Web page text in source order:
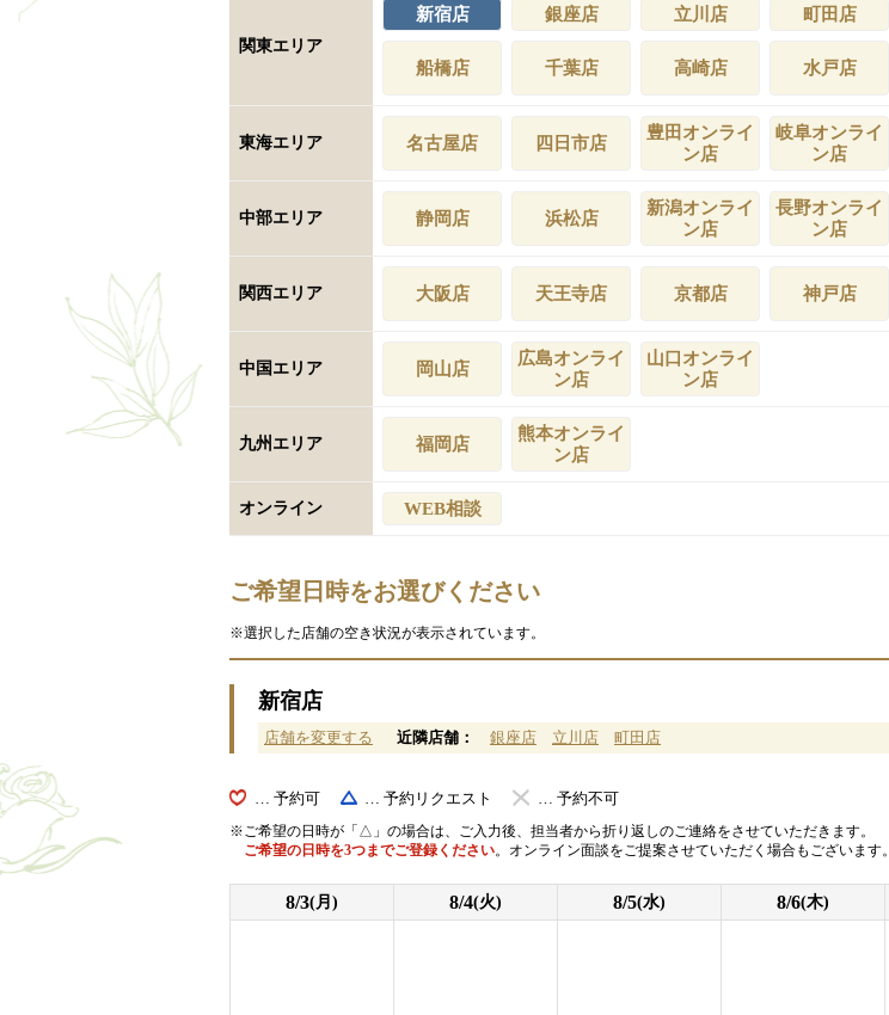
関東エリア
新宿店 銀座店 立川店 町田店
船橋店 千葉店 高崎店 水戸店
東海エリア 名古屋店 四日市店
豊田オンライ
ン店
岐阜オンライ
ン店
中部エリア 静岡店 浜松店
新潟オンライ
ン店
長野オンライ
ン店
関西エリア 大阪店 天王寺店 京都店 神戸店
中国エリア 岡山店
広島オンライ
ン店
山口オンライ
ン店
九州エリア 福岡店
熊本オンライ
ン店
オンライン WEB相談
ご希望日時をお選びください
※選択した店舗の空き状況が表示されています。
新宿店
店舗を変更する 近隣店舗： 銀座店 立川店 町田店
… 予約可 … 予約リクエスト … 予約不可
ご希望の日時が「△」の場合は、ご入力後、担当者から折り返しのご連絡をさせていただきます。
ご希望の日時を3つまでご登録ください。オンライン面談をご提案させていただく場合もございます。
8/3(月) 8/4(火) 8/5(水) 8/6(木)